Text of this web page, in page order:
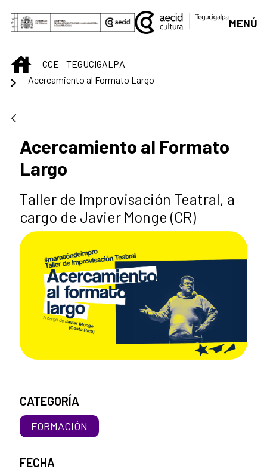
Saltar al contenido principal
MENÚ
INICIOCCE - TEGUCIGALPA
Acercamiento al Formato Largo
Acercamiento al Formato
Largo
Taller de Improvisación Teatral, a
cargo de Javier Monge (CR)
CATEGORÍA
FORMACIÓN
FECHA